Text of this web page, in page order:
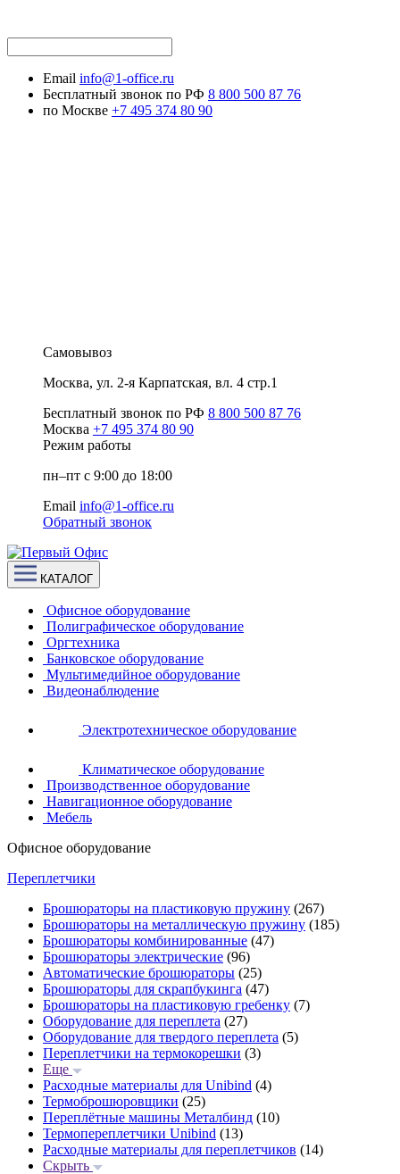
Email info@1-office.ru
Бесплатный звонок по РФ 8 800 500 87 76
по Москве +7 495 374 80 90
Самовывоз
Москва, ул. 2-я Карпатская, вл. 4 стр.1
Бесплатный звонок по РФ 8 800 500 87 76
Москва +7 495 374 80 90
Режим работы
пн–пт с 9:00 до 18:00
Email info@1-office.ru
Обратный звонок
КАТАЛОГ
Офисное оборудование
Полиграфическое оборудование
Оргтехника
Банковское оборудование
Мультимедийное оборудование
Видеонаблюдение
Электротехническое оборудование
Климатическое оборудование
Производственное оборудование
Навигационное оборудование
Мебель
Офисное оборудование
Переплетчики
Брошюраторы на пластиковую пружину (267)
Брошюраторы на металлическую пружину (185)
Брошюраторы комбинированные (47)
Брошюраторы электрические (96)
Автоматические брошюраторы (25)
Брошюраторы для скрапбукинга (47)
Брошюраторы на пластиковую гребенку (7)
Оборудование для переплета (27)
Оборудование для твердого переплета (5)
Переплетчики на термокорешки (3)
Еще
Расходные материалы для Unibind (4)
Термоброшюровщики (25)
Переплётные машины Металбинд (10)
Термопереплетчики Unibind (13)
Расходные материалы для переплетчиков (14)
Скрыть